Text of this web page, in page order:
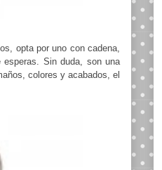
opta por uno con cadena,
Sin duda, son una
colores y acabados, el